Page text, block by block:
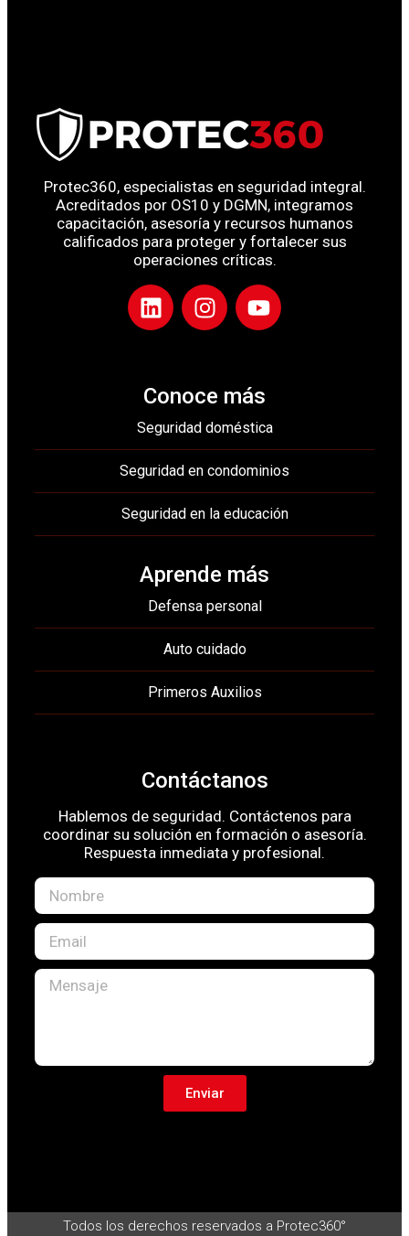
Protec360, especialistas en seguridad integral.
Acreditados por OS10 y DGMN, integramos
capacitación, asesoría y recursos humanos
calificados para proteger y fortalecer sus
operaciones críticas.
Conoce más
Seguridad doméstica
Seguridad en condominios
Seguridad en la educación
Aprende más
Defensa personal
Auto cuidado
Primeros Auxilios
Contáctanos
Hablemos de seguridad. Contáctenos para
coordinar su solución en formación o asesoría.
Respuesta inmediata y profesional.
Enviar
Todos los derechos reservados a Protec360°